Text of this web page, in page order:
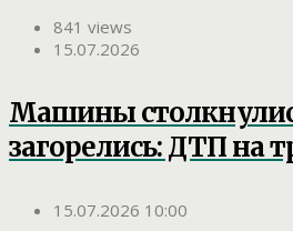
841 views
15.07.2026
Машины
загорелись: ДТП на
15.07.2026 10:00